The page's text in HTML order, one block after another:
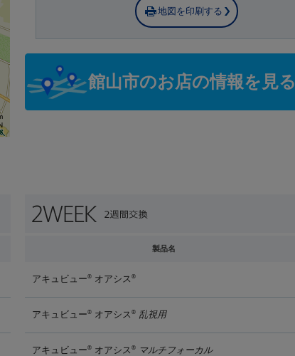
地図を印刷する
館山市のお店の情報を見る
製品名
アキュビュー® オアシス ®
アキュビュー® オアシス ® 乱視用
アキュビュー® オアシス ® マルチフォーカル